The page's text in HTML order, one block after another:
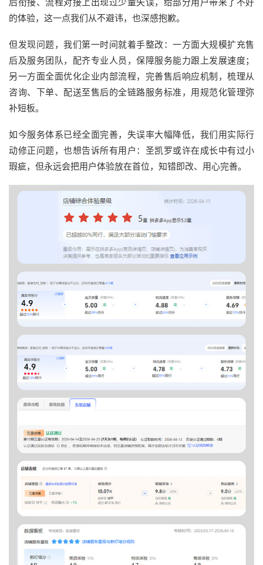
后衔接、流程对接上出现过少量失误，给部分用户带来了不好
的体验，这一点我们从不避讳，也深感抱歉。
但发现问题，我们第一时间就着手整改：一方面大规模扩充售
后及服务团队，配齐专业人员，保障服务能力跟上发展速度；
另一方面全面优化企业内部流程，完善售后响应机制，梳理从
咨询、下单、配送至售后的全链路服务标准，用规范化管理弥
补短板。
如今服务体系已经全面完善，失误率大幅降低，我们用实际行
动修正问题，也想告诉所有用户：圣凯罗或许在成长中有过小
瑕疵，但永远会把用户体验放在首位，知错即改、用心完善。